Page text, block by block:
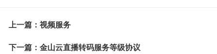
上一篇：视频服务
下一篇：金山云直播转码服务等级协议